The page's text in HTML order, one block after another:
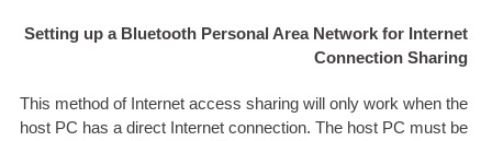
Setting up a Bluetooth Personal Area
This meth­od of Inter­net access shar­ing will
host PC has a dir­ect Inter­net con­nec­tion .The